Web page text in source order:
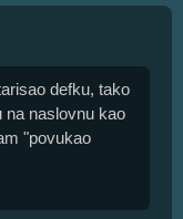
defku, tako
na naslovnu kao
"povukao